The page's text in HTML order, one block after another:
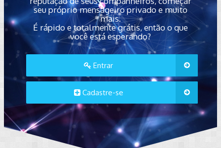
seu próprio mensageiro privado e muito
mais.
É rápido e totalmente grátis, então o que
você está esperando?
Entrar
Cadastre-se